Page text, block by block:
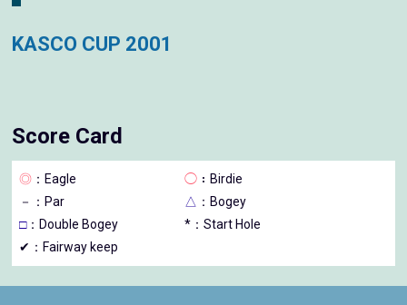
KASCO CUP 2001
Score Card
◎ ：Eagle ◯ ：Birdie
－
：Par △ ：Bogey
□：Double Bogey
*：Start Hole
✔：Fairway keep